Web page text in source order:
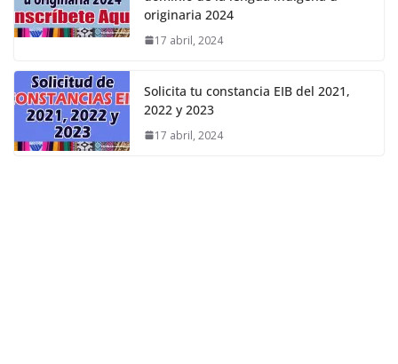
originaria 2024
17 abril, 2024
Solicita tu constancia EIB del 2021,
2022 y 2023
17 abril, 2024